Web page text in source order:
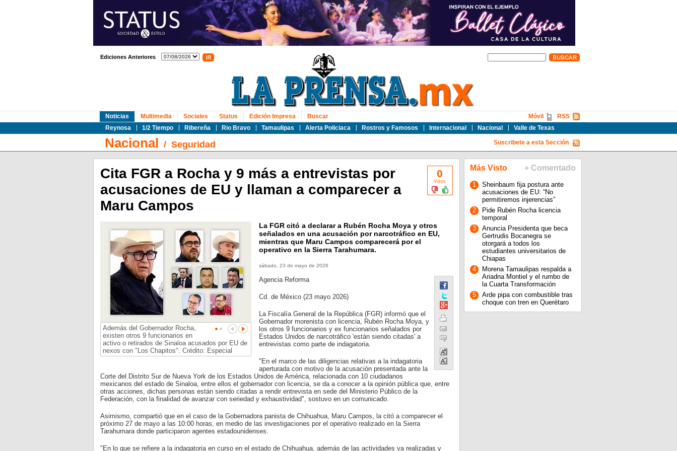
Ediciones Anteriores
Noticias
Reynosa
1/2 Tiempo Ribereña Rio Bravo Tamaulipas Alerta Policiaca Rostros y Famosos Internacional Nacional Valle de Texas
Multimedia Sociales Status Edición Impresa Buscar RSS
Móvil
Nacional / Seguridad Suscribete a esta Sección
0
Votos
Cita FGR a Rocha y 9 más a entrevistas por
acusaciones de EU y llaman a comparecer a
Maru Campos
Además del Gobernador Rocha,
existen otros 9 funcionarios en
activo o retirados de Sinaloa acusados por EU de
nexos con "Los Chapitos". Crédito: Especial
La FGR citó a declarar a Rubén Rocha Moya y otros
señalados en una acusación por narcotráfico en EU,
mientras que Maru Campos comparecerá por el
operativo en la Sierra Tarahumara.
sábado, 23 de mayo de 2026
Agencia Reforma
Cd. de México (23 mayo 2026)
La Fiscalía General de la República (FGR) informó que el
Gobernador morenista con licencia, Rubén Rocha Moya, y
los otros 9 funcionarios y ex funcionarios señalados por
Estados Unidos de narcotráfico 'están siendo citadas' a
entrevistas como parte de indagatoria.
"En el marco de las diligencias relativas a la indagatoria
aperturada con motivo de la acusación presentada ante la
Corte del Distrito Sur de Nueva York de los Estados Unidos de América, relacionada con 10 ciudadanos
mexicanos del estado de Sinaloa, entre ellos el gobernador con licencia, se da a conocer a la opinión pública que, entre
otras acciones, dichas personas están siendo citadas a rendir entrevista en sede del Ministerio Público de la
Federación, con la finalidad de avanzar con seriedad y exhaustividad", sostuvo en un comunicado.
Asimismo, compartió que en el caso de la Gobernadora panista de Chihuahua, Maru Campos, la citó a comparecer el
próximo 27 de mayo a las 10:00 horas, en medio de las investigaciones por el operativo realizado en la Sierra
Tarahumara donde participaron agentes estadounidenses.
"En lo que se refiere a la indagatoria en curso en el estado de Chihuahua, además de las actividades ya realizadas y
Más Visto + Comentado
1
Sheinbaum fija postura ante
acusaciones de EU: “No
permitiremos injerencias”
2
Pide Rubén Rocha licencia
temporal
3
Anuncia Presidenta que beca
Gertrudis Bocanegra se
otorgará a todos los
estudiantes universitarios de
Chiapas
4
Morena Tamaulipas respalda a
Ariadna Montiel y el rumbo de
la Cuarta Transformación
5
Arde pipa con combustible tras
choque con tren en Querétaro